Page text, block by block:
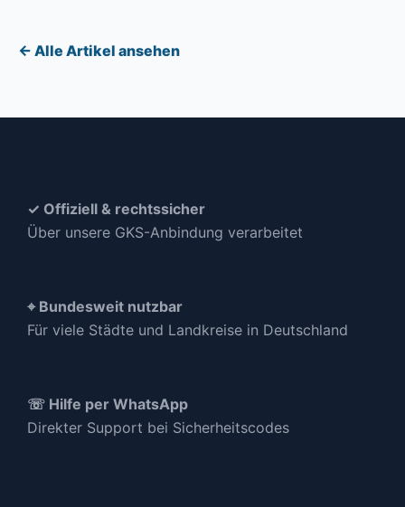
← Alle Artikel ansehen
✓ Offiziell & rechtssicher
Über unsere GKS-Anbindung verarbeitet
⌖ Bundesweit nutzbar
Für viele Städte und Landkreise in Deutschland
☏ Hilfe per WhatsApp
Direkter Support bei Sicherheitscodes